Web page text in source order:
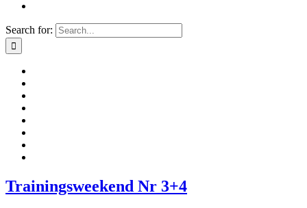
Search for:
Trainingsweekend Nr 3+4